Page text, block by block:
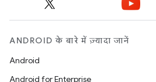
ANDROID के बारे में ज़्यादा जानें
Android
Android for Enterprise